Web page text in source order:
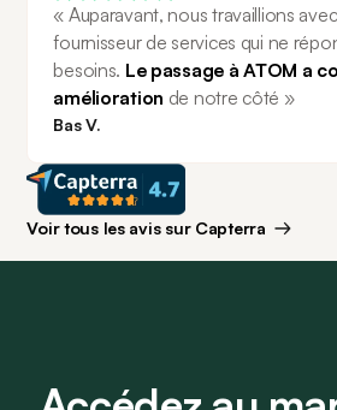
Voir tous les avis sur Capterra
« Auparavant, nous travaillions
fournisseur de services qui ne
besoins. Le passage à ATOM a
amélioration de notre côté »
Bas V.